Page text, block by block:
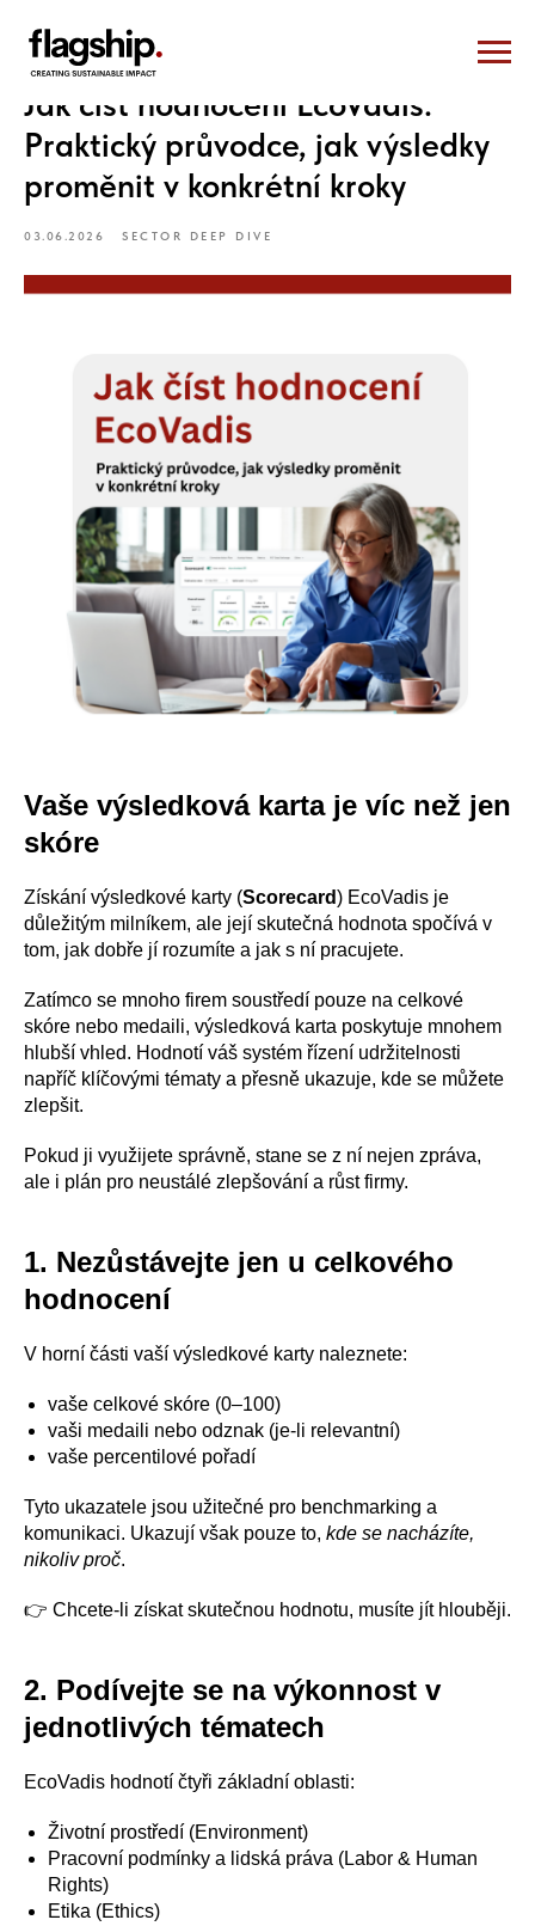
Jak číst hodnocení EcoVadis:
Praktický průvodce, jak výsledky
proměnit v konkrétní kroky
03.06.2026 SECTOR DEEP DIVE
Vaše výsledková karta je víc než jen
skóre
Získání výsledkové karty (Scorecard) EcoVadis je
důležitým milníkem, ale její skutečná hodnota spočívá v
tom, jak dobře jí rozumíte a jak s ní pracujete.
Zatímco se mnoho firem soustředí pouze na celkové
skóre nebo medaili, výsledková karta poskytuje mnohem
hlubší vhled. Hodnotí váš systém řízení udržitelnosti
napříč klíčovými tématy a přesně ukazuje, kde se můžete
zlepšit.
Pokud ji využijete správně, stane se z ní nejen zpráva,
ale i plán pro neustálé zlepšování a růst firmy.
1. Nezůstávejte jen u celkového
hodnocení
V horní části vaší výsledkové karty naleznete:
vaše celkové skóre (0–100)
vaši medaili nebo odznak (je-li relevantní)
vaše percentilové pořadí
Tyto ukazatele jsou užitečné pro benchmarking a
komunikaci. Ukazují však pouze to, kde se nacházíte,
nikoliv proč.
👉 Chcete-li získat skutečnou hodnotu, musíte jít hlouběji.
2. Podívejte se na výkonnost v
jednotlivých tématech
EcoVadis hodnotí čtyři základní oblasti:
Životní prostředí (Environment)
Pracovní podmínky a lidská práva (Labor & Human
Rights)
Etika (Ethics)